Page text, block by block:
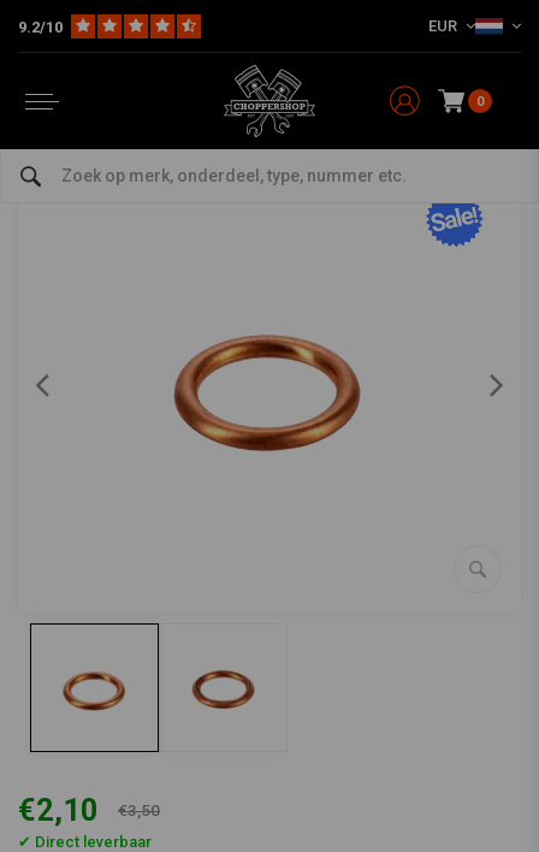
9.2/10 EUR
0
HD Harley onderhoud Carterstop olie aftap ring M8 | 8x12x1,5 mm
Carterstop olie aftap ring M8 | 8x12x1,5 mm
€2,10 €3,50
✔ Direct leverbaar